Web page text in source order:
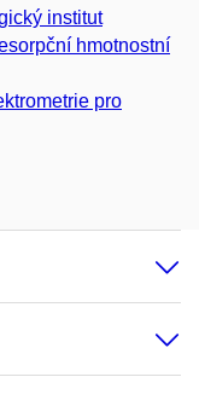
institut
hmotnostní
pro